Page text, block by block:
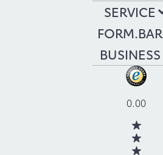
SERVICE
FORM.BAR
BUSINESS
0.00